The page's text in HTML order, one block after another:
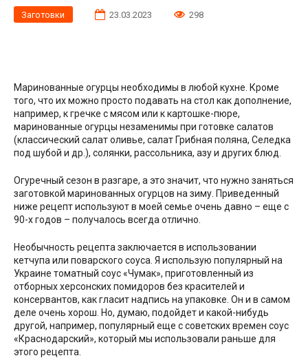
Заготовки 23.03.2023 298
Маринованные огурцы необходимы в любой кухне. Кроме
того, что их можно просто подавать на стол как дополнение,
например, к гречке с мясом или к картошке-пюре,
маринованные огурцы незаменимы при готовке салатов
(классический салат оливье, салат Грибная поляна, Селедка
под шубой и др.), солянки, рассольника, азу и других блюд.
Огуречный сезон в разгаре, а это значит, что нужно заняться
заготовкой маринованных огурцов на зиму. Приведенный
ниже рецепт используют в моей семье очень давно – еще с
90-х годов – получалось всегда отлично.
Необычность рецепта заключается в использовании
кетчупа или поварского соуса. Я использую популярный на
Украине томатный соус «Чумак», приготовленный из
отборных херсонских помидоров без красителей и
консервантов, как гласит надпись на упаковке. Он и в самом
деле очень хорош. Но, думаю, подойдет и какой-нибудь
другой, например, популярный еще с советских времен соус
«Краснодарский», который мы использовали раньше для
этого рецепта.